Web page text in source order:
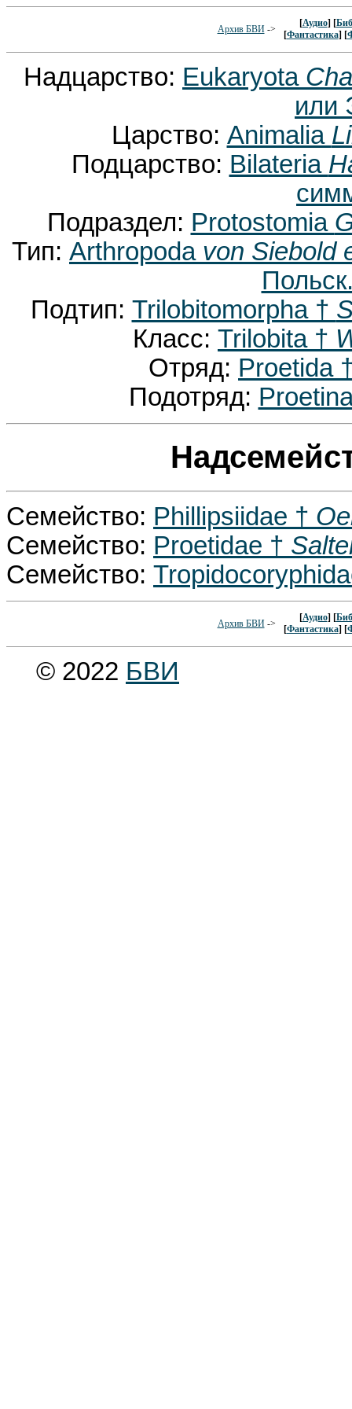
Архив БВИ->
[Аудио] [
[Фантастика] [
Надцарство: Eukaryota
или
Царство: Animalia
Подцарство: Bilateria
Подраздел: Protostomia
Тип: Arthropoda von Siebold
Подтип: Trilobitomorpha †
Класс: Trilobita †
Отряд: Proetida
Подотряд:
Семейство: Phillipsiidae †
Семейство: Proetidae †
Семейство:
Архив БВИ->
[Аудио] [
[Фантастика] [
© 2022 БВИ